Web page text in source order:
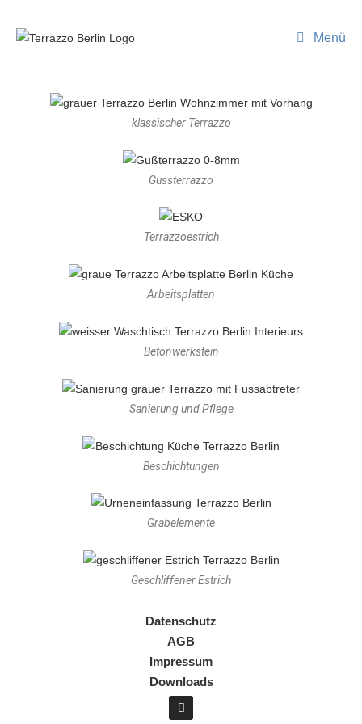
Menü
klassischer Terrazzo
Gussterrazzo
Terrazzoestrich
Arbeitsplatten
Betonwerkstein
Sanierung und Pflege
Beschichtungen
Grabelemente
Geschliffener Estrich
Datenschutz
AGB
Impressum
Downloads